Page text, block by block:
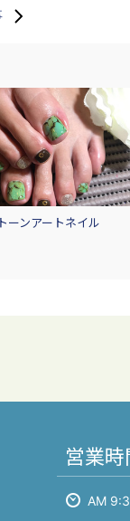
ーンアートネイル
営業時
AM